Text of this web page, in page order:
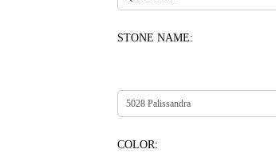
STONE NAME:
COLOR: